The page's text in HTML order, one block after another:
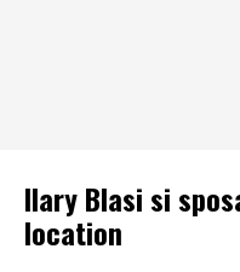
Ilary Blasi si
location